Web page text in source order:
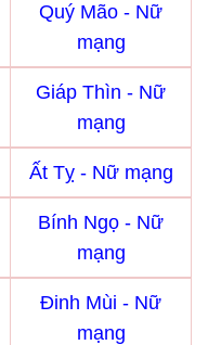
Quý Mão - Nữ
mạng
Giáp Thìn - Nữ
mạng
Ất Tỵ - Nữ mạng
Bính Ngọ - Nữ
mạng
Đinh Mùi - Nữ
mạng